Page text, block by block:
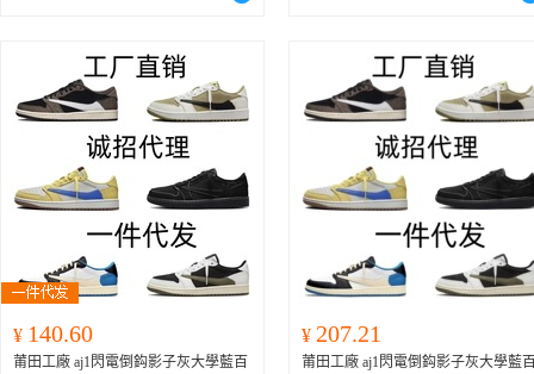
¥ 140.60
莆田工廠 aj1閃電倒鈎影子灰大學藍百
¥ 207.21
莆田工廠 aj1閃電倒鈎影子灰大學藍